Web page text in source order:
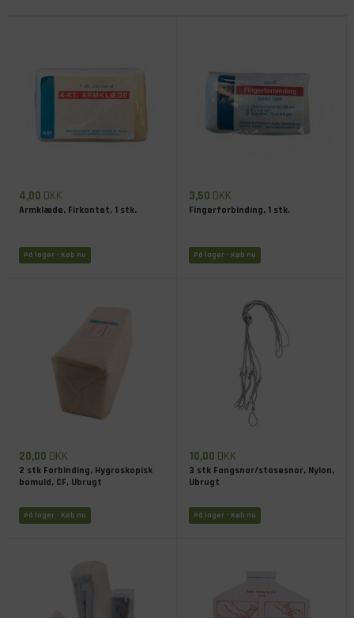
4,00 DKK
Armklæde, Firkantet, 1 stk.
På lager - Køb nu
3,50 DKK
Fingerforbinding, 1 stk.
På lager - Køb nu
20,00 DKK
2 stk Forbinding, Hygroskopisk
bomuld, CF, Ubrugt
På lager - Køb nu
10,00 DKK
3 stk Fangsnor/stasesnor, Nylon,
Ubrugt
På lager - Køb nu